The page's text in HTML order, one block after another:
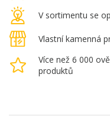
V sortimentu se
Vlastní kamenná
Více než 6 000
produktů